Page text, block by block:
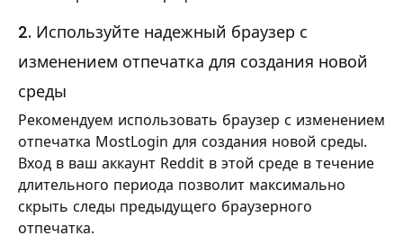
2. Используйте надежный браузер с
изменением отпечатка для создания новой
среды
Рекомендуем использовать браузер с изменением
отпечатка MostLogin для создания новой среды.
Вход в ваш аккаунт Reddit в этой среде в течение
длительного периода позволит максимально
скрыть следы предыдущего браузерного
отпечатка.